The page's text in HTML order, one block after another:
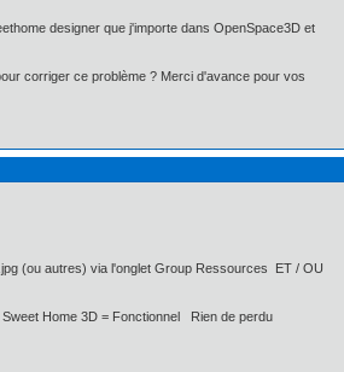
designer que j'importe dans OpenSpace3D et
corriger ce problème ? Merci d'avance pour vos
(ou autres) via l'onglet Group Ressources ET / OU
Home 3D = Fonctionnel Rien de perdu